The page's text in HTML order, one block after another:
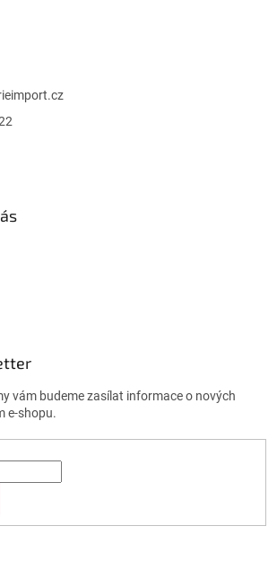
vám budeme zasílat informace o nových
e-shopu.